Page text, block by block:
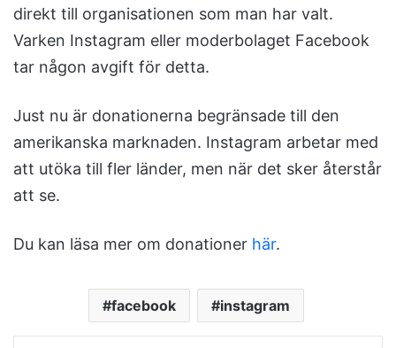
direkt till organisationen som man har valt.
Varken Instagram eller moderbolaget Facebook
tar någon avgift för detta.
Just nu är donationerna begränsade till den
amerikanska marknaden. Instagram arbetar med
att utöka till fler länder, men när det sker återstår
att se.
Du kan läsa mer om donationer här.
facebook instagram